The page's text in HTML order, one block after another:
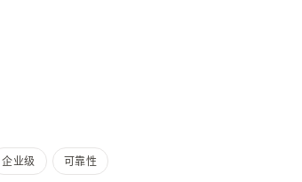
企业级 可靠性